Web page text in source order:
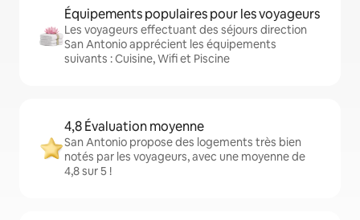
Équipements populaires pour les voyageurs
Les voyageurs effectuant des séjours direction
San Antonio apprécient les équipements
suivants : Cuisine, Wifi et Piscine
4,8 Évaluation moyenne
San Antonio propose des logements très bien
notés par les voyageurs, avec une moyenne de
4,8 sur 5 !